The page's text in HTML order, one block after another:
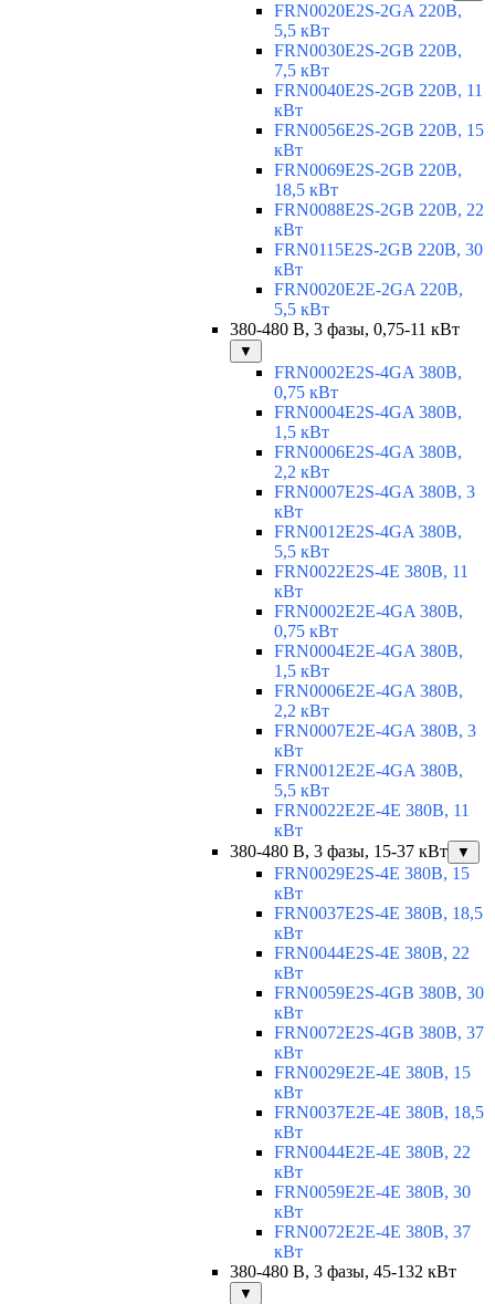
FRN0020E2S-2GA 220В,
5,5 кВт
FRN0030E2S-2GB 220В,
7,5 кВт
FRN0040E2S-2GB 220В, 11
кВт
FRN0056E2S-2GB 220В, 15
кВт
FRN0069E2S-2GB 220В,
18,5 кВт
FRN0088E2S-2GB 220В, 22
кВт
FRN0115E2S-2GB 220В, 30
кВт
FRN0020E2E-2GA 220В,
5,5 кВт
380-480 В, 3 фазы, 0,75-11 кВт
▼
FRN0002E2S-4GA 380В,
0,75 кВт
FRN0004E2S-4GA 380В,
1,5 кВт
FRN0006E2S-4GA 380В,
2,2 кВт
FRN0007E2S-4GA 380В, 3
кВт
FRN0012E2S-4GA 380В,
5,5 кВт
FRN0022E2S-4E 380В, 11
кВт
FRN0002E2E-4GA 380В,
0,75 кВт
FRN0004E2E-4GA 380В,
1,5 кВт
FRN0006E2E-4GA 380В,
2,2 кВт
FRN0007E2E-4GA 380В, 3
кВт
FRN0012E2E-4GA 380В,
5,5 кВт
FRN0022E2E-4E 380В, 11
кВт
380-480 В, 3 фазы, 15-37 кВт
▼
FRN0029E2S-4E 380В, 15
кВт
FRN0037E2S-4E 380В, 18,5
кВт
FRN0044E2S-4E 380В, 22
кВт
FRN0059E2S-4GB 380В, 30
кВт
FRN0072E2S-4GB 380В, 37
кВт
FRN0029E2E-4E 380В, 15
кВт
FRN0037E2E-4E 380В, 18,5
кВт
FRN0044E2E-4E 380В, 22
кВт
FRN0059E2E-4E 380В, 30
кВт
FRN0072E2E-4E 380В, 37
кВт
380-480 В, 3 фазы, 45-132 кВт
▼